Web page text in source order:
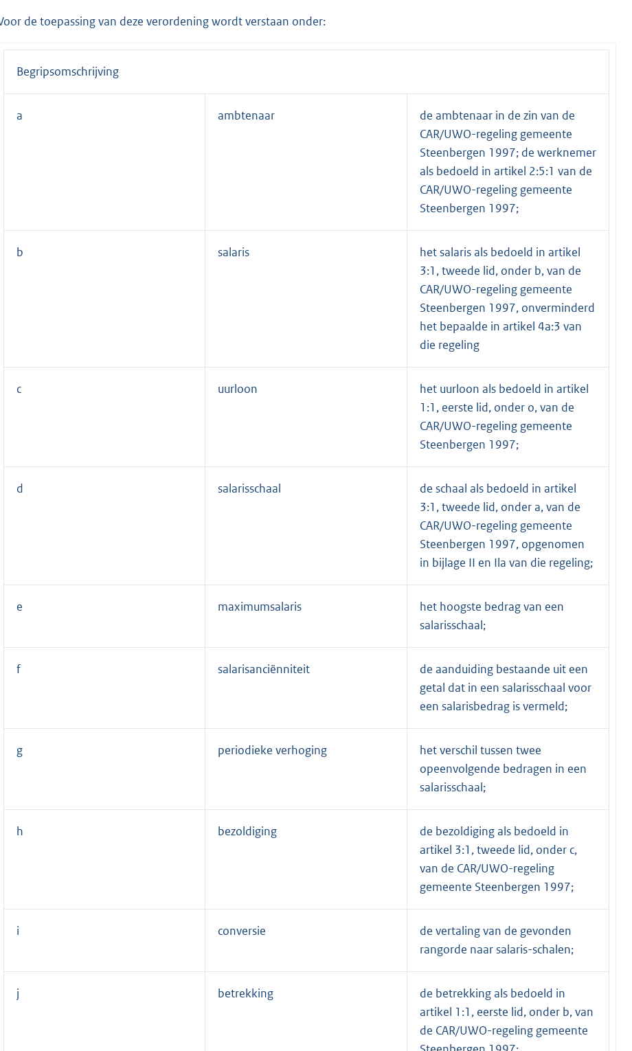
de toepassing van deze verordening wordt verstaan onder:
Begripsomschrijving
a ambtenaar
de ambtenaar in de zin van de
CAR/UWO-regeling gemeente
Steenbergen 1997; de werknemer
als bedoeld in artikel 2:5:1 van de
CAR/UWO-regeling gemeente
Steenbergen 1997;
b salaris
het salaris als bedoeld in artikel
3:1, tweede lid, onder b, van de
CAR/UWO-regeling gemeente
Steenbergen 1997, onverminderd
het bepaalde in artikel 4a:3 van
die regeling
c uurloon
het uurloon als bedoeld in artikel
1:1, eerste lid, onder o, van de
CAR/UWO-regeling gemeente
Steenbergen 1997;
d salarisschaal
de schaal als bedoeld in artikel
3:1, tweede lid, onder a, van de
CAR/UWO-regeling gemeente
Steenbergen 1997, opgenomen
in bijlage II en Ila van die regeling;
e maximumsalaris
het hoogste bedrag van een
salarisschaal;
f salarisanciënniteit
de aanduiding bestaande uit een
getal dat in een salarisschaal voor
een salarisbedrag is vermeld;
g periodieke verhoging
het verschil tussen twee
opeenvolgende bedragen in een
salarisschaal;
h bezoldiging
de bezoldiging als bedoeld in
artikel 3:1, tweede lid, onder c,
van de CAR/UWO-regeling
gemeente Steenbergen 1997;
i conversie
de vertaling van de gevonden
rangorde naar salaris-schalen;
j betrekking
de betrekking als bedoeld in
artikel 1:1, eerste lid, onder b, van
de CAR/UWO-regeling gemeente